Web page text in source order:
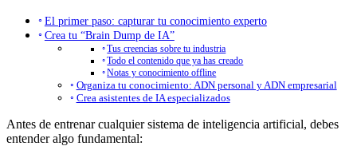
El primer paso: capturar tu conocimiento experto
Crea tu “Brain Dump de IA”
Tus creencias sobre tu industria
Todo el contenido que ya has creado
Notas y conocimiento offline
Organiza tu conocimiento: ADN personal y ADN empresarial
Crea asistentes de IA especializados
Antes de entrenar cualquier sistema de inteligencia artificial, debes
entender algo fundamental: